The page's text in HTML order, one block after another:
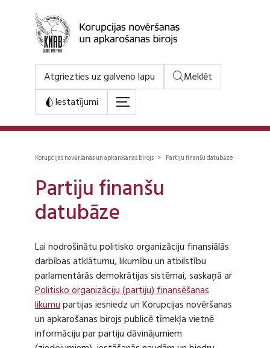
Atgriezties uz galveno lapu
Meklēt
Iestatījumi
Korupcijas novēršanas un apkarošanas birojs > Partiju finanšu datubāze
Partiju finanšu
datubāze
Lai nodrošinātu politisko organizāciju finansiālās
darbības atklātumu, likumību un atbilstību
parlamentārās demokrātijas sistēmai, saskaņā ar
Politisko organizāciju (partiju) finansēšanas
likumupartijas iesniedz un Korupcijas novēršanas
un apkarošanas birojs publicē tīmekļa vietnē
informāciju par partiju dāvinājumiem